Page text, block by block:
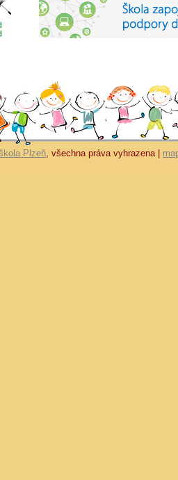
Plzeň, všechna práva vyhrazena |